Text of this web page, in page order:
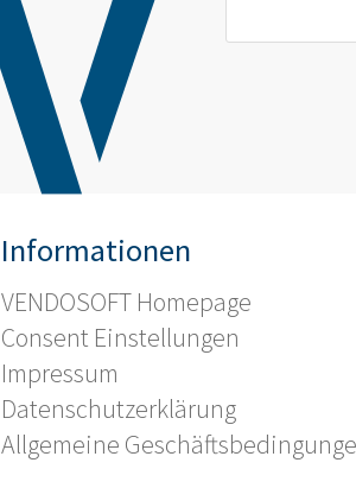
Informationen
VENDOSOFT Homepage
Consent Einstellungen
Impressum
Datenschutzerklärung
Allgemeine